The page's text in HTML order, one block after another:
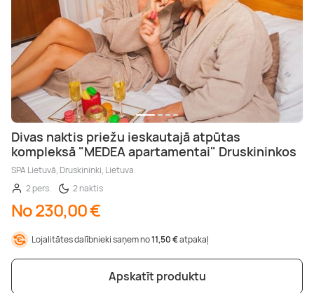
Divas naktis priežu ieskautajā atpūtas
kompleksā "MEDEA apartamentai" Druskininkos
SPA Lietuvā, Druskininki, Lietuva
2 pers.
2 naktis
No 230,00 €
Lojalitātes dalībnieki saņem no11,50 €atpakaļ
Apskatīt produktu